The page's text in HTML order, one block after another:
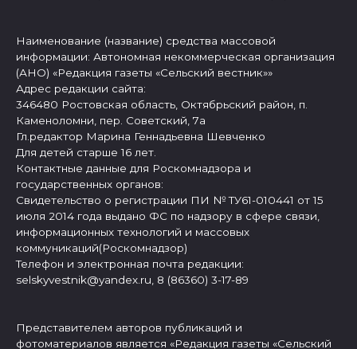
Наименование (название) средства массовой
информации: Автономная некоммерческая организация
(АНО) «Редакция газеты «Сельский вестник»»
Адрес редакции сайта:
346480 Ростовская область, Октябрьский район, п.
Каменоломни, пер. Советский, 7а
Гл.редактор Марина Геннадьевна Шевченко
Для детей старше 16 лет.
Контактные данные для Роскомнадзора и
государственных органов:
Свидетельство о регистрации ПИ № ТУ61-010441 от 15
июля 2014 года выдано ФС по надзору в сфере связи,
информационных технологий и массовых
коммуникаций(Роскомнадзор)
Телефон и электронная почта редакции:
selskyvestnik@yandex.ru, 8 (86360) 3-17-89
Представителем авторов публикаций и
фотоматериалов является «Редакция газеты «Сельский